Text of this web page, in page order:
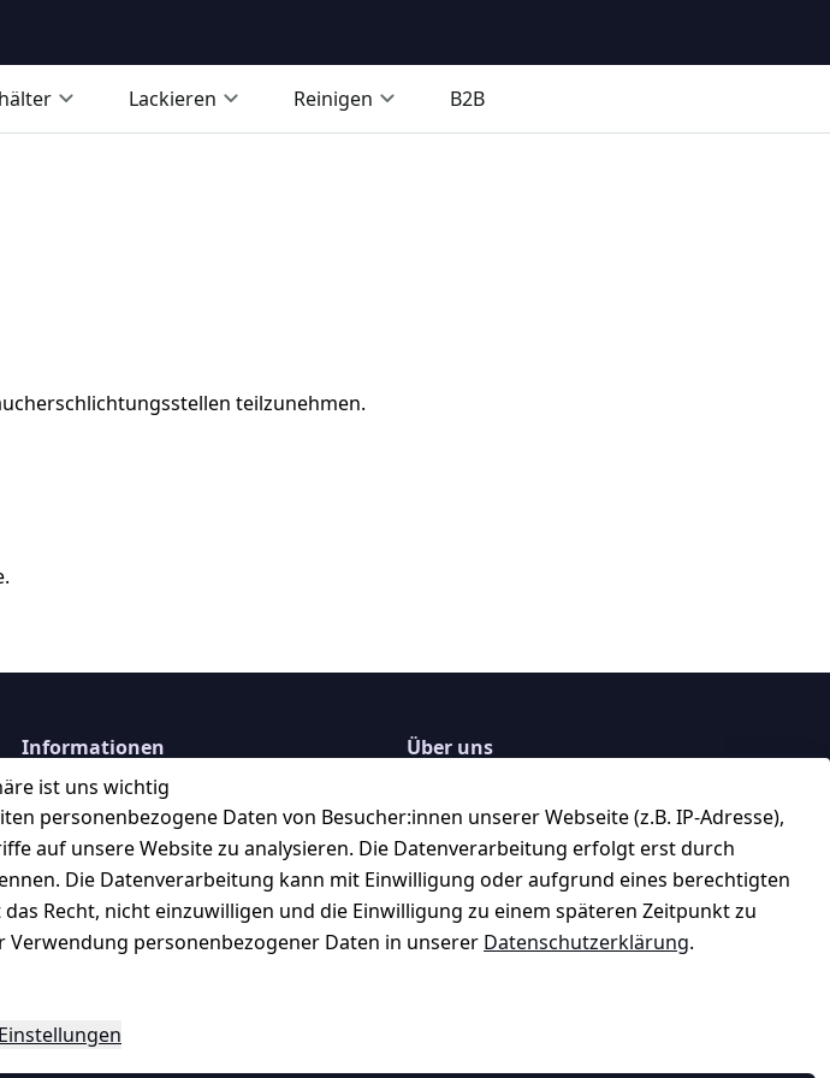
Lackieren Reinigen B2B
teilzunehmen.
ist uns wichtig
personenbezogene Daten von Besucher:innen unserer Webseite (z.B. IP-Adresse),
auf unsere Website zu analysieren. Die Datenverarbeitung erfolgt erst durch
Die Datenverarbeitung kann mit Einwilligung oder aufgrund eines berechtigten
Recht, nicht einzuwilligen und die Einwilligung zu einem späteren Zeitpunkt zu
Verwendung personenbezogener Daten in unserer Datenschutzerklärung.
Informationen
Retourenlager: Eichenallee 3, 06184
Kabelsketal
Telefon: +49 1512 6260858
E-Mail: info@konsystem.de
Blog und Wissensdatenbank
Datenblatt für Lebensmittelbehälter
Über uns
Top-Verkäufer
★★★★★
99,6% Positive Bewertungen
Über 228.000 Artikel verkauft